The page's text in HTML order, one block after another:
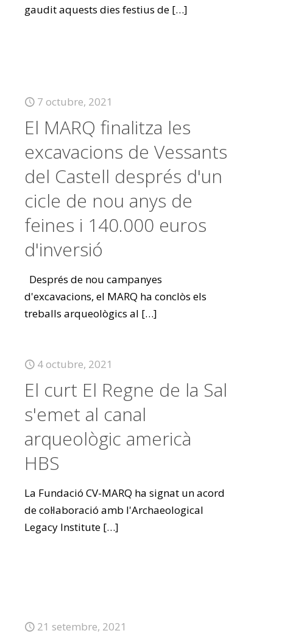
gaudit aquests dies festius de […]
7 octubre, 2021
El MARQ finalitza les
excavacions de Vessants
del Castell després d'un
cicle de nou anys de
feines i 140.000 euros
d'inversió
Després de nou campanyes
d'excavacions, el MARQ ha conclòs els
treballs arqueològics al […]
4 octubre, 2021
El curt El Regne de la Sal
s'emet al canal
arqueològic americà
HBS
La Fundació CV-MARQ ha signat un acord
de col·laboració amb l'Archaeological
Legacy Institute […]
21 setembre, 2021